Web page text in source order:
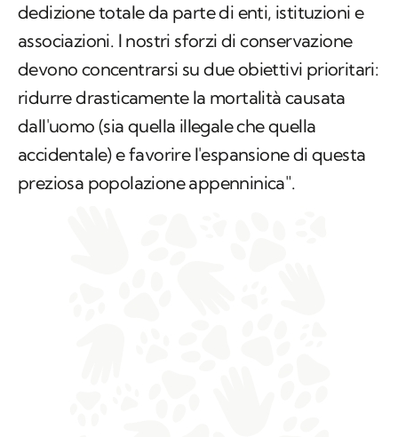
dedizione totale da parte di enti, istituzioni e
associazioni. I nostri sforzi di conservazione
devono concentrarsi su due obiettivi prioritari:
ridurre drasticamente la mortalità causata
dall'uomo (sia quella illegale che quella
accidentale) e favorire l'espansione di questa
preziosa popolazione appenninica".